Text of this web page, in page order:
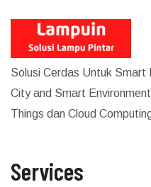
Solusi Cerdas Untuk
City and Smart
Things dan Cloud
Services